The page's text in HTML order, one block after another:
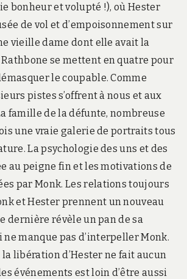
bonheur et volupté !), où Hester
de vol et d’empoisonnement sur
vieille dame dont elle avait la
se mettent en quatre pour
le coupable. Comme
pistes s’offrent à nous et aux
famille de la défunte, nombreuse
une vraie galerie de portraits tous
La psychologie des uns et des
au peigne fin et les motivations de
par Monk. Les relations toujours
et Hester prennent un nouveau
dernière révèle un pan de sa
manque pas d’interpeller Monk.
la libération d’Hester ne fait aucun
événements est loin d’être aussi